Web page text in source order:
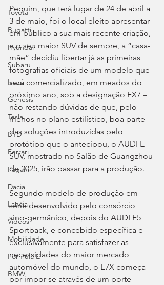
Toyota
Bugatti
Hyundai
Subaru
Isuzu
Genesis
Tesla
BYD
Ferrari
Pagani
Dacia
Lancia
Videos
Mobilidade
Fórmula E
BMW
Pequim, que terá lugar de 24 de abril a
3 de maio, foi o local eleito apresentar
em público a sua mais recente criação,
e o seu maior SUV de sempre, a “casa-
mãe” decidiu libertar já as primeiras
fotografias oficiais de um modelo que
será comercializado, em meados do
próximo ano, sob a designação EX7 –
não restando dúvidas de que, pelo
menos no plano estilístico, boa parte
das soluções introduzidas pelo
protótipo que o antecipou, o AUDI E
SUV, mostrado no Salão de Guangzhou
de 2025, irão passar para a produção.
Segundo modelo de produção em
série desenvolvido pelo consórcio
sino-germânico, depois do AUDI E5
Sportback, e concebido específica e
exclusivamente para satisfazer as
necessidades do maior mercado
automóvel do mundo, o E7X começa
por impor-se através de um porte